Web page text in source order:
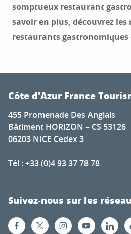
somptueux restaurant
savoir en plus, découvrez
restaurants gastronomiques
Côte d'Azur France
455 Promenade Des Anglais
Bâtiment HORIZON – CS 53126
06203 NICE Cedex 3
Tél : +33 (0)4 93 37 78 78
Suivez-nous sur les